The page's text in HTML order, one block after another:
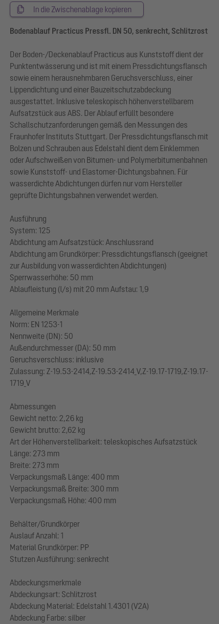
In die Zwischenablage kopieren
Bodenablauf Practicus Pressfl. DN 50, senkrecht, Schlitzrost
Der Boden-/Deckenablauf Practicus aus Kunststoff dient der
Punktentwässerung und ist mit einem Pressdichtungsflansch
sowie einem herausnehmbaren Geruchsverschluss, einer
Lippendichtung und einer Bauzeitschutzabdeckung
ausgestattet. Inklusive teleskopisch höhenverstellbarem
Aufsatzstück aus ABS. Der Ablauf erfüllt besondere
Schallschutzanforderungen gemäß den Messungen des
Fraunhofer Instituts Stuttgart. Der Pressdichtungsflansch mit
Bolzen und Schrauben aus Edelstahl dient dem Einklemmen
oder Aufschweißen von Bitumen- und Polymerbitumenbahnen
sowie Kunststoff- und Elastomer-Dichtungsbahnen. Für
wasserdichte Abdichtungen dürfen nur vom Hersteller
geprüfte Dichtungsbahnen verwendet werden.
Ausführung
System: 125
Abdichtung am Aufsatzstück: Anschlussrand
Abdichtung am Grundkörper: Pressdichtungsflansch (geeignet
zur Ausbildung von wasserdichten Abdichtungen)
Sperrwasserhöhe: 50 mm
Ablaufleistung (l/s) mit 20 mm Aufstau: 1,9
Allgemeine Merkmale
Norm: EN 1253-1
Nennweite (DN): 50
Außendurchmesser (DA): 50 mm
Geruchsverschluss: inklusive
Zulassung: Z-19.53-2414,Z-19.53-2414_V,Z-19.17-1719,Z-19.17-
1719_V
Abmessungen
Gewicht netto: 2,26 kg
Gewicht brutto: 2,62 kg
Art der Höhenverstellbarkeit: teleskopisches Aufsatzstück
Länge: 273 mm
Breite: 273 mm
Verpackungsmaß Länge: 400 mm
Verpackungsmaß Breite: 300 mm
Verpackungsmaß Höhe: 400 mm
Behälter/Grundkörper
Auslauf Anzahl: 1
Material Grundkörper: PP
Stutzen Ausführung: senkrecht
Abdeckungsmerkmale
Abdeckungsart: Schlitzrost
Abdeckung Material: Edelstahl 1.4301 (V2A)
Abdeckung Farbe: silber